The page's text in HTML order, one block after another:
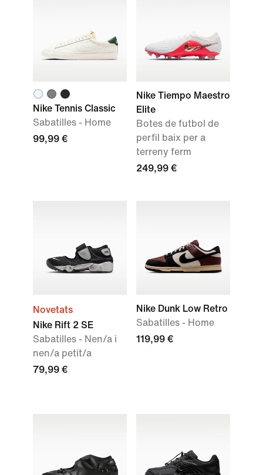
Nike Tennis Classic
Sabatilles - Home
99,99 €
Nike Tiempo Maestro
Elite
Botes de futbol de
perfil baix per a
terreny ferm
249,99 €
Novetats
Nike Rift 2 SE
Sabatilles - Nen/a i
nen/a petit/a
79,99 €
Nike Dunk Low Retro
Sabatilles - Home
119,99 €